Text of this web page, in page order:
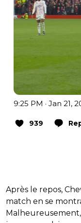
9:25 PM · Jan 21,
939
Après le repos,
match en se